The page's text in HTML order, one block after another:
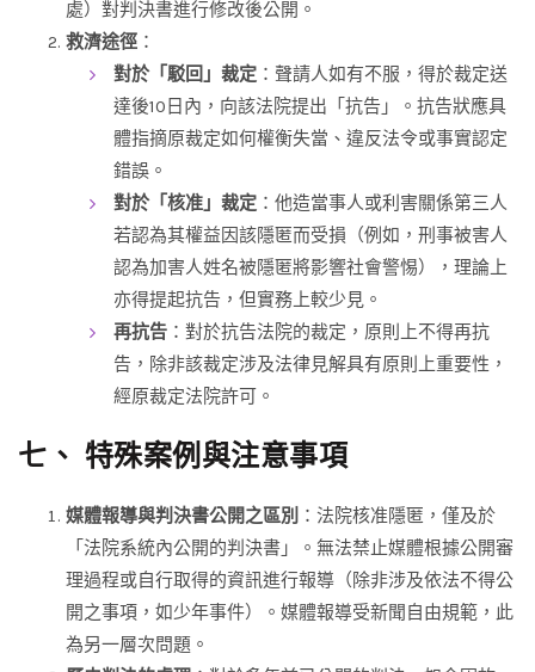
處）對判決書進行修改後公開。
救濟途徑 ：
對於「駁回」裁定 ：聲請人如有不服，得於裁定送
達後10日內，向該法院提出「抗告」。抗告狀應具
體指摘原裁定如何權衡失當、違反法令或事實認定
錯誤。
對於「核准」裁定 ：他造當事人或利害關係第三人
若認為其權益因該隱匿而受損（例如，刑事被害人
認為加害人姓名被隱匿將影響社會警惕），理論上
亦得提起抗告，但實務上較少見。
再抗告 ：對於抗告法院的裁定，原則上不得再抗
告，除非該裁定涉及法律見解具有原則上重要性，
經原裁定法院許可。
七、 特殊案例與注意事項
媒體報導與判決書公開之區別 ：法院核准隱匿，僅及於
「法院系統內公開的判決書」。無法禁止媒體根據公開審
理過程或自行取得的資訊進行報導（除非涉及依法不得公
開之事項，如少年事件）。媒體報導受新聞自由規範，此
為另一層次問題。